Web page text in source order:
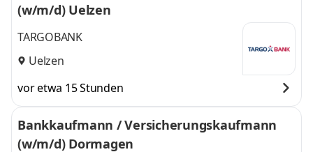
(w/m/d) Uelzen
TARGOBANK
Uelzen
vor etwa 15 Stunden
Bankkaufmann / Versicherungskaufmann
(w/m/d) Dormagen